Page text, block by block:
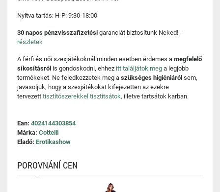
Nyitva tartás: H-P: 9:30-18:00
30 napos pénzvisszafizetési garanciát biztosítunk Neked! -
részletek
A férfi és női szexjátékoknál minden esetben érdemes a megfelelő
síkosításról is gondoskodni, ehhez itt találjátok meg a legjobb
termékeket. Ne feledkezzetek meg a szükséges higiéniáról sem,
javasoljuk, hogy a szexjátékokat kifejezetten az ezekre
tervezett tisztítószerekkel tisztítsátok, illetve tartsátok karban.
Ean: 4024144303854
Márka: Cottelli
Eladó: Erotikashow
POROVNÁNÍ CEN